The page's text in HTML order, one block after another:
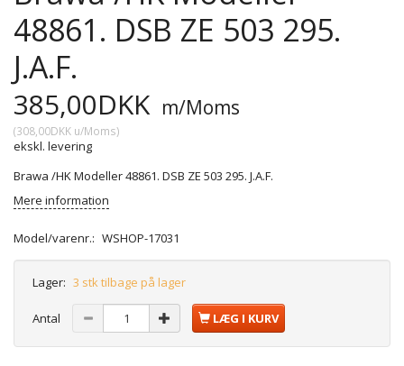
48861. DSB ZE 503 295.
J.A.F.
385,00DKK m/Moms
(308,00DKK u/Moms)
ekskl. levering
Brawa /HK Modeller 48861. DSB ZE 503 295. J.A.F.
Mere information
Model/varenr.: WSHOP-17031
Lager: 3 stk tilbage på lager
Antal LÆG I KURV